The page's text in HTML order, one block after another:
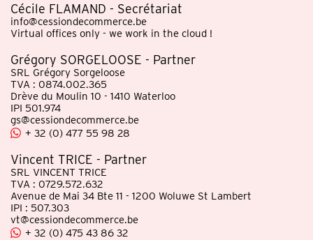
Cécile FLAMAND - Secrétariat
info@cessiondecommerce.be
Virtual offices only - we work in the cloud !
Grégory SORGELOOSE - Partner
SRL Grégory Sorgeloose
TVA : 0874.002.365
Drève du Moulin 10 - 1410 Waterloo
IPI 501.974
gs@cessiondecommerce.be
+ 32 (0) 477 55 98 28
Vincent TRICE - Partner
SRL VINCENT TRICE
TVA : 0729.572.632
Avenue de Mai 34 Bte 11 - 1200 Woluwe St Lambert
IPI : 507.303
vt@cessiondecommerce.be
+ 32 (0) 475 43 86 32